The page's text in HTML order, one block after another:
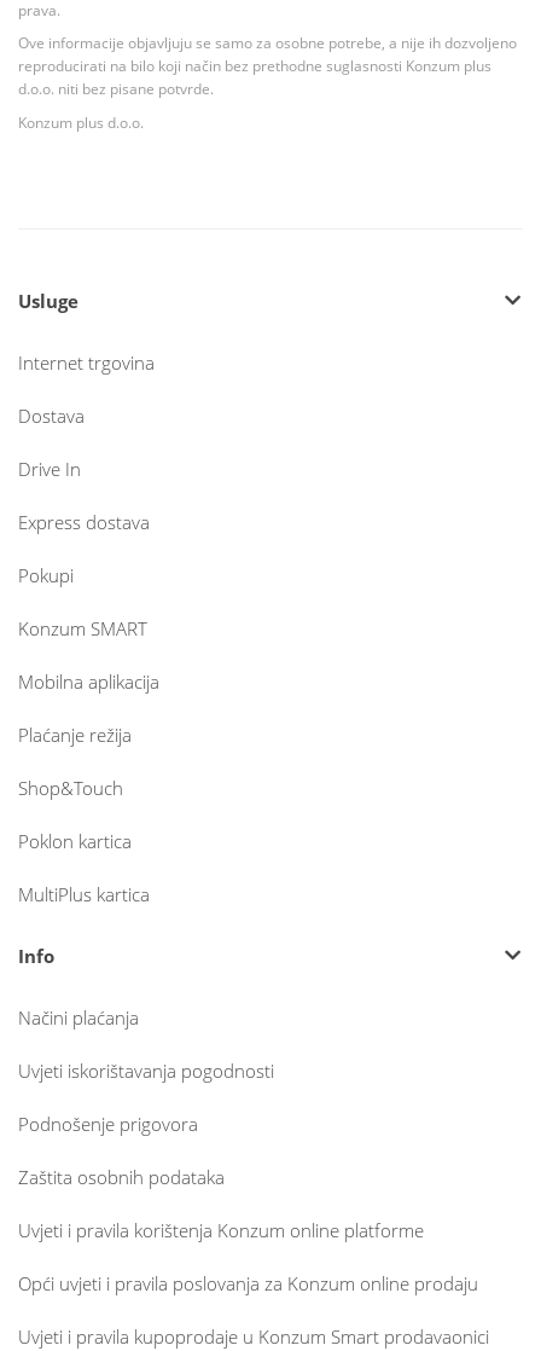
prava.
Ove informacije objavljuju se samo za osobne potrebe, a nije ih dozvoljeno
reproducirati na bilo koji način bez prethodne suglasnosti Konzum plus
d.o.o. niti bez pisane potvrde.
Konzum plus d.o.o.
Usluge
Internet trgovina
Dostava
Drive In
Express dostava
Pokupi
Konzum SMART
Mobilna aplikacija
Plaćanje režija
Shop&Touch
Poklon kartica
MultiPlus kartica
Info
Načini plaćanja
Uvjeti iskorištavanja pogodnosti
Podnošenje prigovora
Zaštita osobnih podataka
Uvjeti i pravila korištenja Konzum online platforme
Opći uvjeti i pravila poslovanja za Konzum online prodaju
Uvjeti i pravila kupoprodaje u Konzum Smart prodavaonici